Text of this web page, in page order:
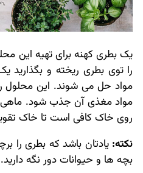
یک بطری کهنه برای تهیه این
را توی بطری ریخته و
مواد حل می شوند. این محلول
مواد مغذی آن جذب شود. ماهی
روی خاک کافی است تا خاک
نکته: یادتان باشد که بطری را
بچه ها و حیوانات دور نگه دارید.